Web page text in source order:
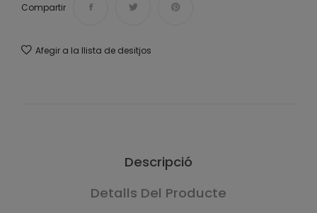
Compartir
Afegir a la llista de desitjos
Descripció
Detalls Del Producte